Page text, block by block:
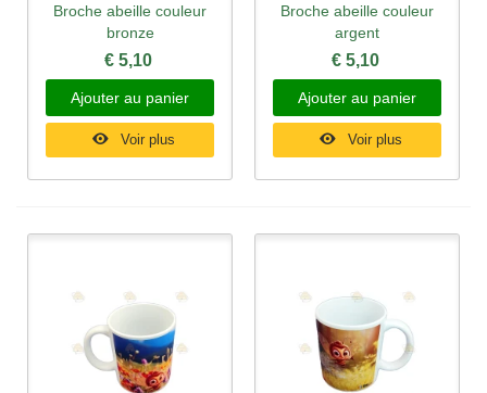
Broche abeille couleur
bronze
€ 5,10
Ajouter au panier
Voir plus
Broche abeille couleur
argent
€ 5,10
Ajouter au panier
Voir plus